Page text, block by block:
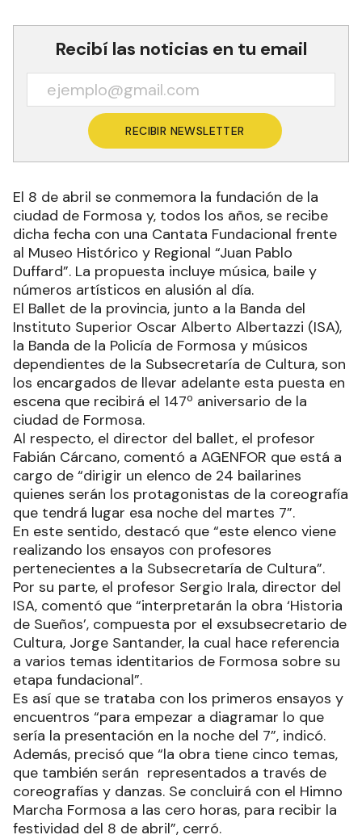
Recibí las noticias en tu email
RECIBIR NEWSLETTER
El 8 de abril se conmemora la fundación de la
ciudad de Formosa y, todos los años, se recibe
dicha fecha con una Cantata Fundacional frente
al Museo Histórico y Regional “Juan Pablo
Duffard”. La propuesta incluye música, baile y
números artísticos en alusión al día.
El Ballet de la provincia, junto a la Banda del
Instituto Superior Oscar Alberto Albertazzi (ISA),
la Banda de la Policía de Formosa y músicos
dependientes de la Subsecretaría de Cultura, son
los encargados de llevar adelante esta puesta en
escena que recibirá el 147º aniversario de la
ciudad de Formosa.
Al respecto, el director del ballet, el profesor
Fabián Cárcano, comentó a AGENFOR que está a
cargo de “dirigir un elenco de 24 bailarines
quienes serán los protagonistas de la coreografía
que tendrá lugar esa noche del martes 7”.
En este sentido, destacó que “este elenco viene
realizando los ensayos con profesores
pertenecientes a la Subsecretaría de Cultura”.
Por su parte, el profesor Sergio Irala, director del
ISA, comentó que “interpretarán la obra ‘Historia
de Sueños’, compuesta por el exsubsecretario de
Cultura, Jorge Santander, la cual hace referencia
a varios temas identitarios de Formosa sobre su
etapa fundacional”.
Es así que se trataba con los primeros ensayos y
encuentros “para empezar a diagramar lo que
sería la presentación en la noche del 7”, indicó.
Además, precisó que “la obra tiene cinco temas,
que también serán representados a través de
coreografías y danzas. Se concluirá con el Himno
Marcha Formosa a las cero horas, para recibir la
festividad del 8 de abril”, cerró.